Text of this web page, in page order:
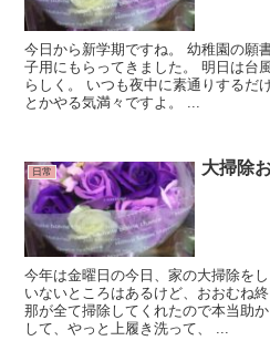
今日から新学期ですね。 幼稚園の願
子用にもらってきました。 明日は台
らしく。 いつも夜中に素通りするだ
とかやる気満々ですよ。 ...
日常 大掃除
今年は金曜日の今日、家の大掃除を
いないところはあるけど、おおむね
那が全て掃除してくれたので本当助
して、やっと上履き洗って、 ...